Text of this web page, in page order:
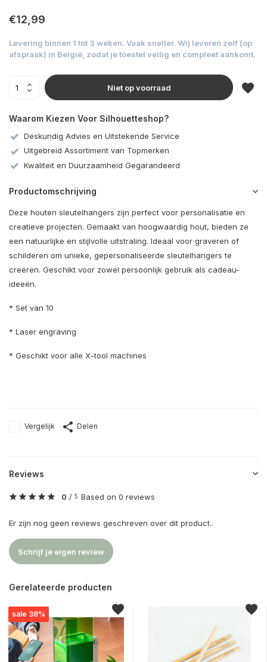
€12,99
Levering binnen 1 tot 3 weken. Vaak sneller. Wij leveren zelf (op
afspraak) in België, zodat je toestel veilig en compleet aankomt.
Niet op voorraad
Waarom Kiezen Voor Silhouetteshop?
Deskundig Advies en Uitstekende Service
Uitgebreid Assortiment van Topmerken
Kwaliteit en Duurzaamheid Gegarandeerd
Productomschrijving
Deze houten sleutelhangers zijn perfect voor personalisatie en
creatieve projecten. Gemaakt van hoogwaardig hout, bieden ze
een natuurlijke en stijlvolle uitstraling. Ideaal voor graveren of
schilderen om unieke, gepersonaliseerde sleutelhangers te
creëren. Geschikt voor zowel persoonlijk gebruik als cadeau-
ideeën.
* Set van 10
* Laser engraving
* Geschikt voor alle X-tool machines
Vergelijk Delen
Reviews
0 / 5 Based on 0 reviews
Er zijn nog geen reviews geschreven over dit product..
Schrijf je eigen review
Gerelateerde producten
sale 38%